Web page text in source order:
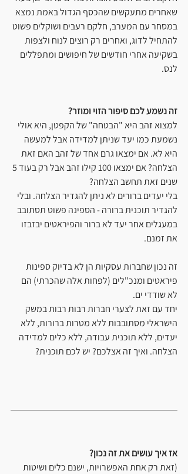
שאחרים מתעקשים שהכסף הגדול באמת נמצא
במסחר עם המערב, חלקם רעבים ושוקלים פשוט
להתחיל לדוג, ואחרים רק רוצים לנוח ולצפות
בשקיעה אחרי חודשים של חיפושים ומתפללים
לנס.
זה נשמע לכם סיפור הזוי ומוזר?
למצוא זהב היא "הבטחה" של הקפטן, היא אולי
נשמעת כמו יעד שניתן למדידה אבל למעשה
היא לא. אם ימצאו גרם אחד של זהב האם זאת
שנים זאת תחשב הצלחה?
בלי יעדים ברורים לא ניתן להגדיר הצלחה. ובלי
להגדיר תוכנית ברורה - הספינה פשוט תסתובב
במעגלים אחר יעד לא ברור והפיראטים יבזבזו
את זמנם.
זה נכון שחברות עסקיות הן לא בדיוק ספינות
פיראטים ומנכ"לים (לפחות אלה שהכרתי) הם
לא שודדי ים.
יחד עם זאת לצערי חברות רבות רבות במשק
הישראלי מסתובבות ללא מטרות ברורות, ללא
יעדים, ללא תוכנית עבודה, ללא כלים למדידה
הצלחה. ואיך זה אצלכם? יש לכם תוכנית?
אז איך עושים את זה נכון?
(זאת רק אחת האפשרויות, ישנם כלים ושיטות